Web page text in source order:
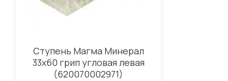
Ступень Магма Минерал
33x60 грип угловая левая
(620070002971)